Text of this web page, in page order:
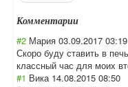
Комментарии
#2 Мария 03.09.2017 03:19
Скоро буду ставить в
классный час для моих
#1 Вика 14.08.2015 08:50